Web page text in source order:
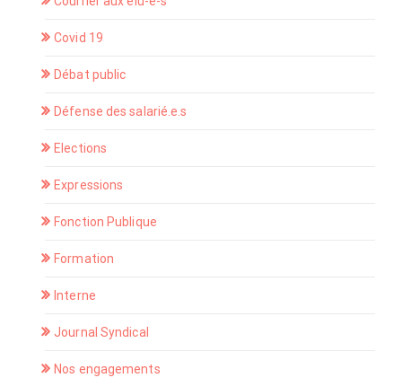
Covid 19
Débat public
Défense des salarié.e.s
Elections
Expressions
Fonction Publique
Formation
Interne
Journal Syndical
Nos engagements